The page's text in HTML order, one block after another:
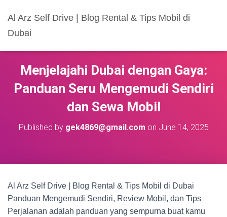
Al Arz Self Drive | Blog Rental & Tips Mobil di
Dubai
Menjelajahi Dubai dengan Gaya:
Panduan Seru Mengemudi Sendiri
dan Sewa Mobil
Published by gek4869@gmail.com on June 14, 2025
Al Arz Self Drive | Blog Rental & Tips Mobil di Dubai
Panduan Mengemudi Sendiri, Review Mobil, dan Tips
Perjalanan adalah panduan yang sempurna buat kamu